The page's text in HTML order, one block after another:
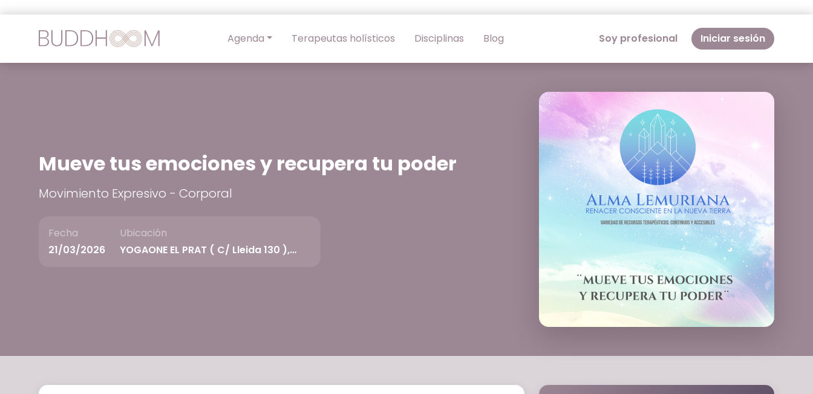
Agenda Terapeutas holísticos Disciplinas Blog Soy profesional Iniciar sesión
Mueve tus emociones y recupera tu poder
Movimiento Expresivo - Corporal
Fecha
21/03/2026
Ubicación
YOGAONE EL PRAT ( C/ Lleida 130 ),…